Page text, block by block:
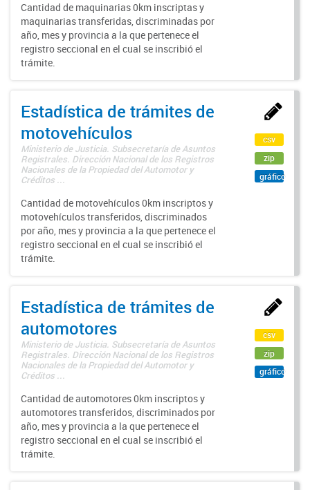
Cantidad de maquinarias 0km inscriptas y
maquinarias transferidas, discriminadas por
año, mes y provincia a la que pertenece el
registro seccional en el cual se inscribió el
trámite.
Estadística de trámites de
motovehículos
Ministerio de Justicia. Subsecretaría de Asuntos
Registrales. Dirección Nacional de los Registros
Nacionales de la Propiedad del Automotor y
Créditos ...
Cantidad de motovehículos 0km inscriptos y
motovehículos transferidos, discriminados
por año, mes y provincia a la que pertenece el
registro seccional en el cual se inscribió el
trámite.
csv
zip
gráfico
Estadística de trámites de
automotores
Ministerio de Justicia. Subsecretaría de Asuntos
Registrales. Dirección Nacional de los Registros
Nacionales de la Propiedad del Automotor y
Créditos ...
Cantidad de automotores 0km inscriptos y
automotores transferidos, discriminados por
año, mes y provincia a la que pertenece el
registro seccional en el cual se inscribió el
trámite.
csv
zip
gráfico